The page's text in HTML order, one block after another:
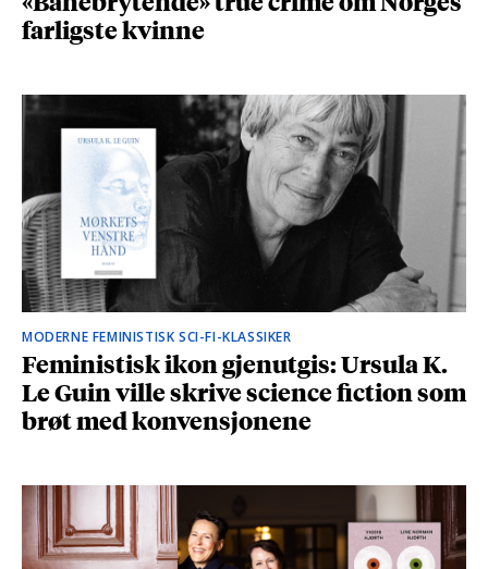
farligste kvinne
MODERNE FEMINISTISK SCI-FI-KLASSIKER
Feministisk ikon gjenutgis: Ursula K.
Le Guin ville skrive science fiction som
brøt med konvensjonene